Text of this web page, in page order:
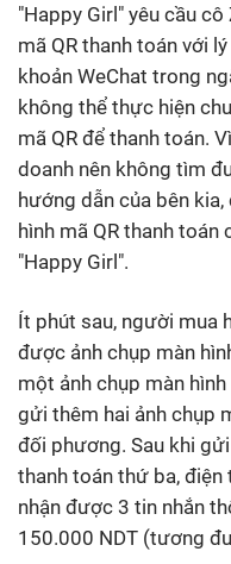
"Happy Girl" yêu cầu
mã QR thanh toán với
khoản WeChat trong
không thể thực hiện
mã QR để thanh toán.
doanh nên không tìm
hướng dẫn của bên
hình mã QR thanh toán
"Happy Girl".
Ít phút sau, người mua
được ảnh chụp màn
một ảnh chụp màn
gửi thêm hai ảnh chụp
đối phương. Sau khi
thanh toán thứ ba, điện
nhận được 3 tin nhắn
150.000 NDT (tương